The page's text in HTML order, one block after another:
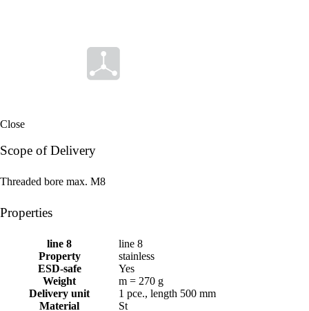
Close
Scope of Delivery
Threaded bore max. M8
Properties
line 8
line 8
Property
stainless
ESD-safe
Yes
Weight
m = 270 g
Delivery unit
1 pce., length 500 mm
Material
St